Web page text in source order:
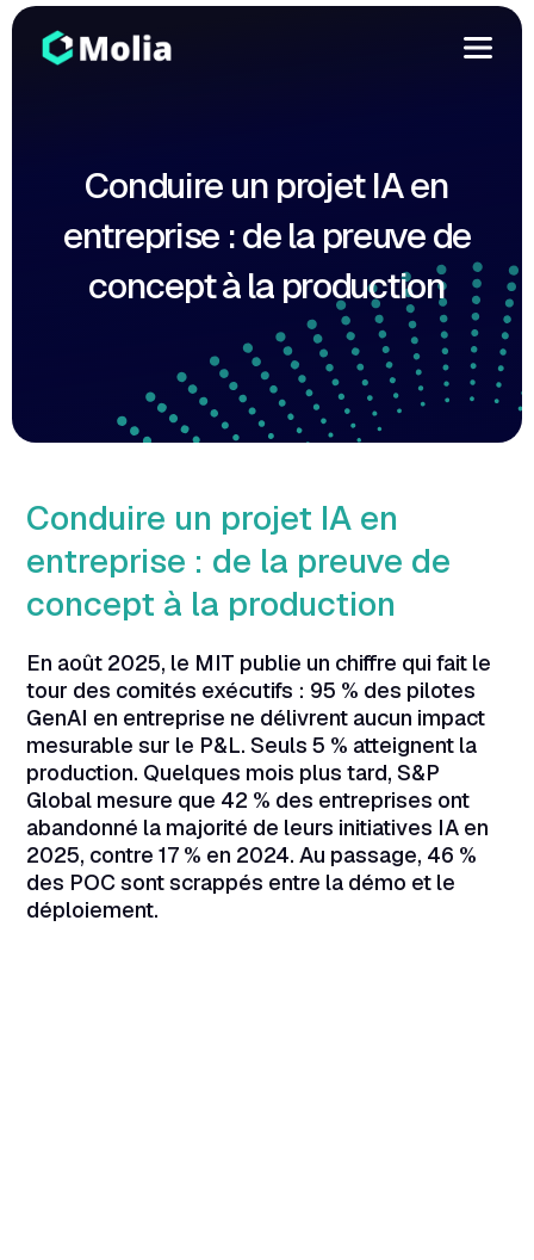
Conduire un projet IA en
entreprise : de la preuve de
concept à la production
Conduire un projet IA en
entreprise : de la preuve de
concept à la production
En août 2025, le MIT publie un chiffre qui fait le
tour des comités exécutifs : 95 % des pilotes
GenAI en entreprise ne délivrent aucun impact
mesurable sur le P&L. Seuls 5 % atteignent la
production. Quelques mois plus tard, S&P
Global mesure que 42 % des entreprises ont
abandonné la majorité de leurs initiatives IA en
2025, contre 17 % en 2024. Au passage, 46 %
des POC sont scrappés entre la démo et le
déploiement.